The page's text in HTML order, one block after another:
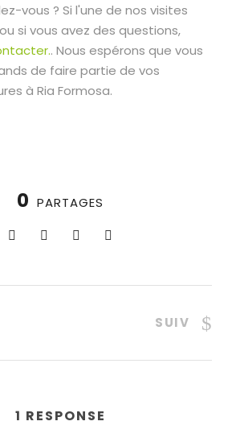
vous ? Si l'une de nos visites
si vous avez des questions,
. Nous espérons que vous
de faire partie de vos
à Ria Formosa.
0 PARTAGES
SUIV
1 RESPONSE